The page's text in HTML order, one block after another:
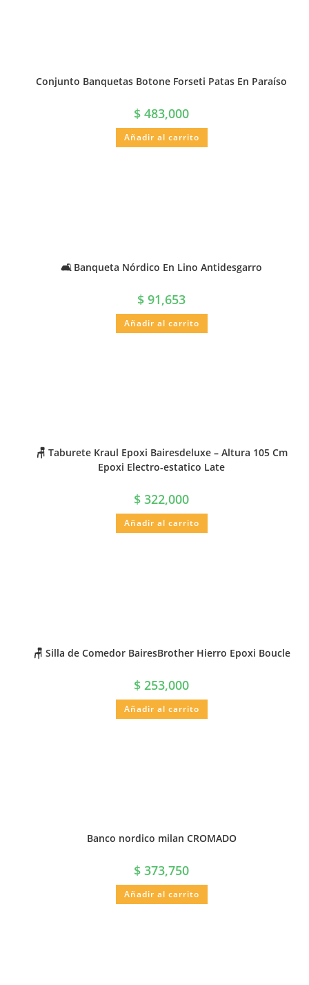
Conjunto Banquetas Botone Forseti Patas En Paraíso
$ 483,000
Añadir al carrito
🛋️ Banqueta Nórdico En Lino Antidesgarro
$ 91,653
Añadir al carrito
🪑 Taburete Kraul Epoxi Bairesdeluxe – Altura 105 Cm
Epoxi Electro-estatico Late
$ 322,000
Añadir al carrito
🪑 Silla de Comedor BairesBrother Hierro Epoxi Boucle
$ 253,000
Añadir al carrito
Banco nordico milan CROMADO
$ 373,750
Añadir al carrito